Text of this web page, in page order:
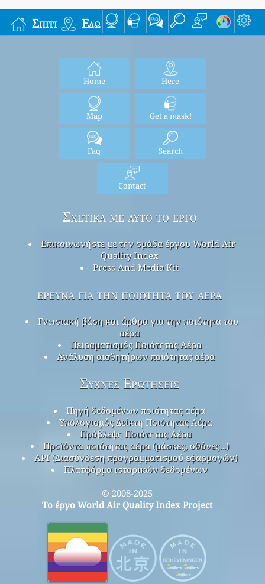
Σπίτι Εδώ
Home Here
Map Get a mask!
Faq Search
Contact
Σχετικά με αυτό το έργο
Επικοινωνήστε με την ομάδα έργου World Air
Quality Index
Press And Media Kit
έρευνα για την ποιότητα του αέρα
Γνωσιακή βάση και άρθρα για την ποιότητα του
αέρα
Πειραματισμός Ποιότητας Αέρα
Ανάλυση αισθητήρων ποιότητας αέρα
Συχνές Ερωτήσεις
Πηγή δεδομένων ποιότητας αέρα
Υπολογισμός Δείκτη Ποιότητας Αέρα
Πρόβλεψη Ποιότητας Αέρα
Προϊόντα ποιότητας αέρα (μάσκες, οθόνες…)
API (Διασύνδεση προγραμματισμού εφαρμογών)
Πλατφόρμα ιστορικών δεδομένων
© 2008-2025
Το έργο World Air Quality Index Project